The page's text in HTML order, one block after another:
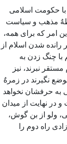
حكومت اسلامی
مذهب و سیاست
امر كه برای همه،
شدن اسلام از
چنگ زدن به
نبرند، نیز
نگیرند در زمرهٌ
به حرفشان نخواهد
در نهایت از میدان
ولو از بن گوش،
راه دوم را